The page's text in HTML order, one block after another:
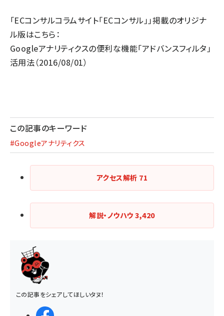
「ECコンサルコラムサイト「ECコンサル」」掲載のオリジナ
ル版はこちら：
Googleアナリティクスの便利な機能「アドバンスフィルタ」
活用法（2016/08/01）
この記事のキーワード
#Googleアナリティクス
アクセス解析 71
解説・ノウハウ3,420
この記事をシェアしてほしいタヌ！